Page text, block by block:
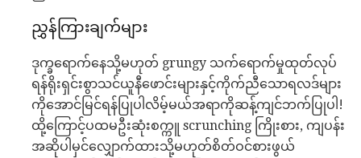
ညွှန်ကြားချက်များ
ဒုက္ခရောက်နေသို့မဟုတ် grungy သက်ရောက်မှုထုတ်လုပ်
ရန်ရိုးရှင်းစွာသင်ယူနီဖောင်းများနှင့်ကိုက်ညီသောရလဒ်များ
ကိုအောင်မြင်ရန်ပြုပါလိမ့်မယ်အရာကိုဆန့်ကျင်ဘက်ပြုပါ!
ထို့ကြောင့်ပထမဦးဆုံးစက္ကူ scrunching ကြိုးစား, ကျပန်း
အဆိုပါမှင်လျှောက်ထားသို့မဟုတ်စိတ်ဝင်စားဖွယ်